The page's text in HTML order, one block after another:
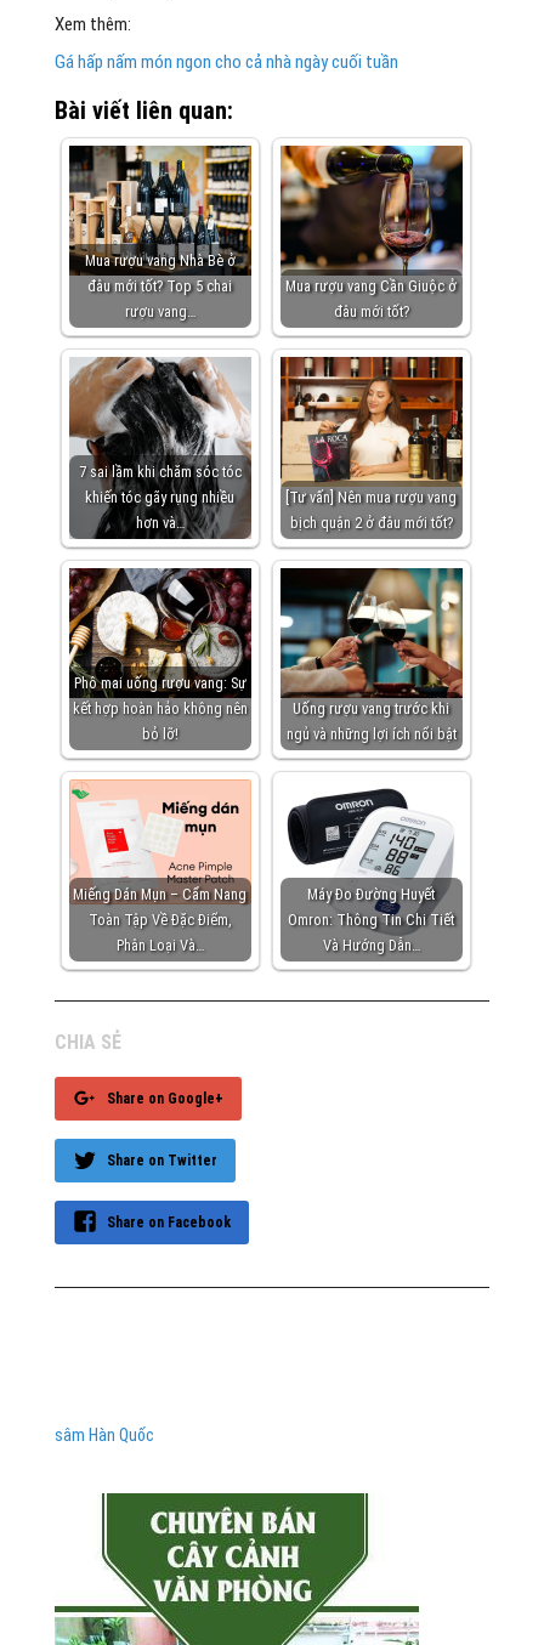
Xem thêm:
Gá hấp nấm món ngon cho cả nhà ngày cuối tuần
Bài viết liên quan:
Mua rượu vang Nhà Bè ở
đâu mới tốt? Top 5 chai
rượu vang…
Mua rượu vang Cần Giuộc ở
đâu mới tốt?
7 sai lầm khi chăm sóc tóc
khiến tóc gãy rụng nhiều
hơn và…
[Tư vấn] Nên mua rượu vang
bịch quận 2 ở đâu mới tốt?
Phô mai uống rượu vang: Sự
kết hợp hoàn hảo không nên
bỏ lỡ!
Uống rượu vang trước khi
ngủ và những lợi ích nổi bật
Miếng Dán Mụn – Cẩm Nang
Toàn Tập Về Đặc Điểm,
Phân Loại Và…
Máy Đo Đường Huyết
Omron: Thông Tin Chi Tiết
Và Hướng Dẫn…
CHIA SẺ
Share on Google+
Share on Twitter
Share on Facebook
sâm Hàn Quốc